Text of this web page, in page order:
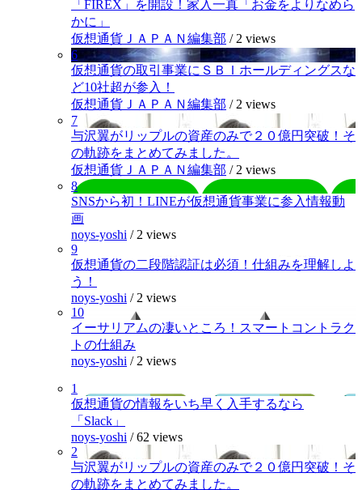
「FIREX」を開設！家入一真「お金をよりなめら
かに」
仮想通貨ＪＡＰＡＮ編集部 / 2 views
6
仮想通貨の取引事業にＳＢＩホールディングスな
ど10社超が参入！
仮想通貨ＪＡＰＡＮ編集部 / 2 views
7
与沢翼がリップルの資産のみで２０億円突破！そ
の軌跡をまとめてみました。
仮想通貨ＪＡＰＡＮ編集部 / 2 views
8
SNSから初！LINEが仮想通貨事業に参入情報動
画
noys-yoshi / 2 views
9
仮想通貨の二段階認証は必須！仕組みを理解しよ
う！
noys-yoshi / 2 views
10
イーサリアムの凄いところ！スマートコントラク
トの仕組み
noys-yoshi / 2 views
1
仮想通貨の情報をいち早く入手するなら
「Slack」
noys-yoshi /62 views
2
与沢翼がリップルの資産のみで２０億円突破！そ
の軌跡をまとめてみました。